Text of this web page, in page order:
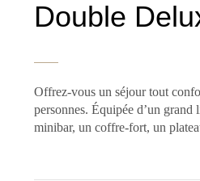
Double
Offrez-vous un séjour tout
personnes. Équipée d’un
minibar, un coffre-fort, un